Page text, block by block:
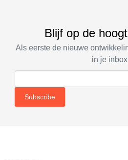
Blijf op de
Als eerste de nieuwe
in je inbox